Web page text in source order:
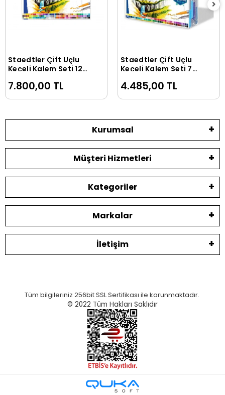
Sepete Ekle
Staedtler Çift Uçlu
Keçeli Kalem Seti 120
mm)
7.800,00 TL
Sepete Ekle
Staedtler Çift Uçlu
Keçeli Kalem Seti 72
mm)
4.485,00 TL
Kurumsal
Müşteri Hizmetleri
Kategoriler
Markalar
İletişim
Tüm bilgileriniz 256bit SSL Sertifikası ile korunmaktadır.
© 2022 Tüm Hakları Saklıdır